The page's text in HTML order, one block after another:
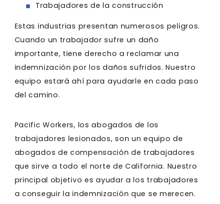
Trabajadores de la construcción
Estas industrias presentan numerosos peligros.
Cuando un trabajador sufre un daño
importante, tiene derecho a reclamar una
indemnización por los daños sufridos. Nuestro
equipo estará ahí para ayudarle en cada paso
del camino.
Pacific Workers, los abogados de los
trabajadores lesionados, son un equipo de
abogados de compensación de trabajadores
que sirve a todo el norte de California. Nuestro
principal objetivo es ayudar a los trabajadores
a conseguir la indemnización que se merecen.